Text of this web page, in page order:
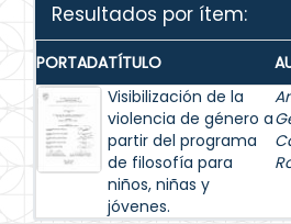
Resultados por ítem:
PORTADATÍTULO
Visibilización de la
violencia de género a
partir del programa
de filosofía para
niños, niñas y
jóvenes.